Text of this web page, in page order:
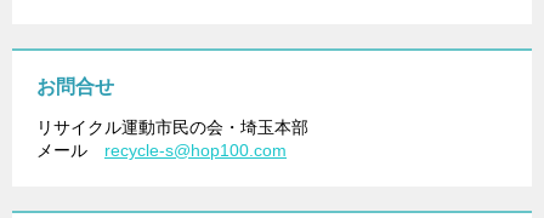
お問合せ
リサイクル運動市民の会・埼玉本部
メール recycle-s@hop100.com